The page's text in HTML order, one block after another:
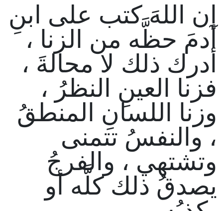
إن اللهَ كتب على ابنِ
آدمَ حظَّه من الزنا ،
أدرك ذلك لا محالةَ ،
فزنا العينِ النظرُ ،
وزنا اللسانِ المنطقُ
، والنفسُ تتمنى
وتشتهي ، والفرجُ
يصدقُ ذلك كلَّه أو